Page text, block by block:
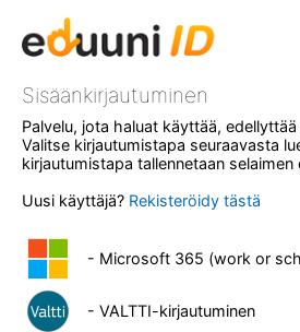
Sisäänkirjautuminen
Palvelu, jota haluat käyttää,
Valitse kirjautumistapa seuraavasta
kirjautumistapa tallennetaan selaimen
Uusi käyttäjä? Rekisteröidy tästä
- Microsoft 365 (work or
- VALTTI-kirjautuminen